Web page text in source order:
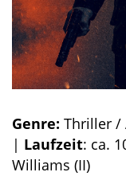
Genre: Thriller /
| Laufzeit: ca.
Williams (II)